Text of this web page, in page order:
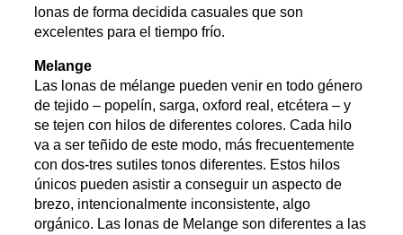
lonas de forma decidida casuales que son
excelentes para el tiempo frío.
Melange
Las lonas de mélange pueden venir en todo género
de tejido – popelín, sarga, oxford real, etcétera – y
se tejen con hilos de diferentes colores. Cada hilo
va a ser teñido de este modo, más frecuentemente
con dos-tres sutiles tonos diferentes. Estos hilos
únicos pueden asistir a conseguir un aspecto de
brezo, intencionalmente inconsistente, algo
orgánico. Las lonas de Melange son diferentes a las